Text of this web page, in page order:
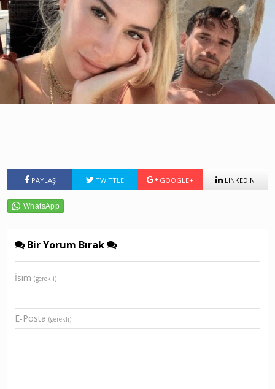
PAYLAŞ TWITTLE GOOGLE+ LINKEDIN
Bir Yorum Bırak
İsim (gerekli)
E-Posta (gerekli)